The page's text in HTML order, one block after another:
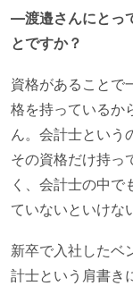
—渡邉さんにとっ
とですか？
資格があることで
格を持っているか
ん。会計士という
その資格だけ持っ
く、会計士の中で
ていないといけな
新卒で入社したベ
計士という肩書き